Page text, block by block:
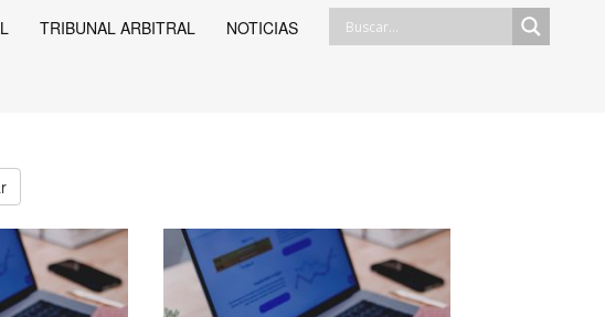
TRIBUNAL ARBITRAL NOTICIAS